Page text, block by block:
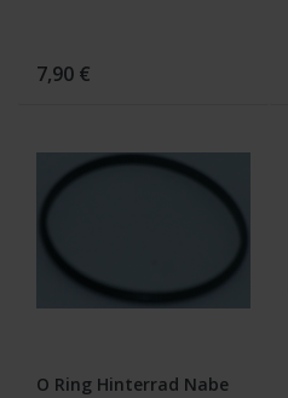
7,90 €
O Ring Hinterrad Nabe